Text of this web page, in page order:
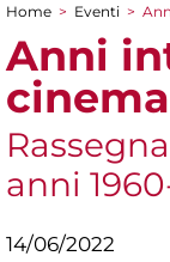
Tu sei qui
Home > Eventi >
Anni
cinema
anni
14/06/2022